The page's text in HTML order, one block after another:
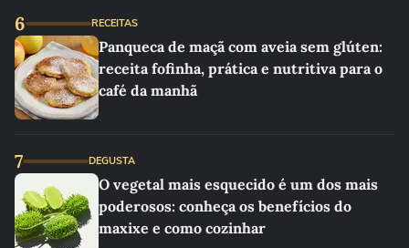
6 RECEITAS
Panqueca de maçã com aveia sem glúten:
receita fofinha, prática e nutritiva para o
café da manhã
7 DEGUSTA
O vegetal mais esquecido é um dos mais
poderosos: conheça os benefícios do
maxixe e como cozinhar